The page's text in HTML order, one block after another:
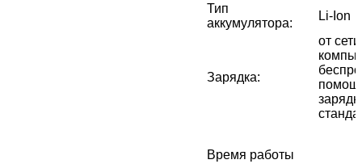
Тип
аккумулятора:
Li-Ion
Зарядка:
от
Время работы